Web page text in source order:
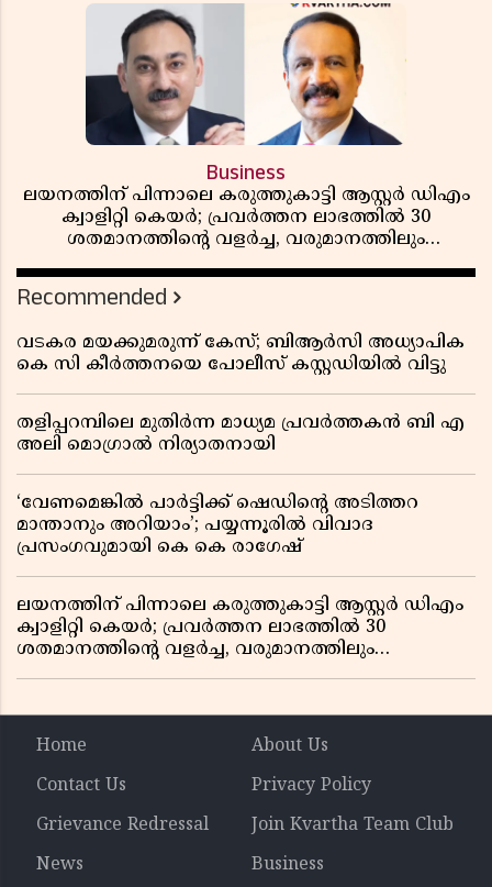
Business
ലയനത്തിന് പിന്നാലെ കരുത്തുകാട്ടി ആസ്റ്റർ ഡിഎം
ക്വാളിറ്റി കെയർ; പ്രവർത്തന ലാഭത്തിൽ 30
ശതമാനത്തിൻ്റെ വളർച്ച, വരുമാനത്തിലും
റിപ്പോർട്ട് പുറത്ത്
Recommended
വടകര മയക്കുമരുന്ന് കേസ്; ബിആർസി അധ്യാപിക
കെ സി കീർത്തനയെ പോലീസ് കസ്റ്റഡിയിൽ വിട്ടു
തളിപ്പറമ്പിലെ മുതിർന്ന മാധ്യമ പ്രവർത്തകൻ ബി എ
അലി മൊഗ്രാൽ നിര്യാതനായി
‘വേണമെങ്കിൽ പാർട്ടിക്ക് ഷെഡിൻ്റെ അടിത്തറ
മാന്താനും അറിയാം’; പയ്യന്നൂരിൽ വിവാദ
പ്രസംഗവുമായി കെ കെ രാഗേഷ്
ലയനത്തിന് പിന്നാലെ കരുത്തുകാട്ടി ആസ്റ്റർ ഡിഎം
ക്വാളിറ്റി കെയർ; പ്രവർത്തന ലാഭത്തിൽ 30
ശതമാനത്തിൻ്റെ വളർച്ച, വരുമാനത്തിലും
Home
About Us
Contact Us
Privacy Policy
Grievance Redressal
Join Kvartha Team Club
News
Business